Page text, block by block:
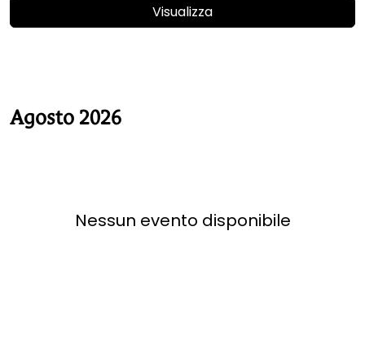
Visualizza
Agosto 2026
Nessun evento disponibile